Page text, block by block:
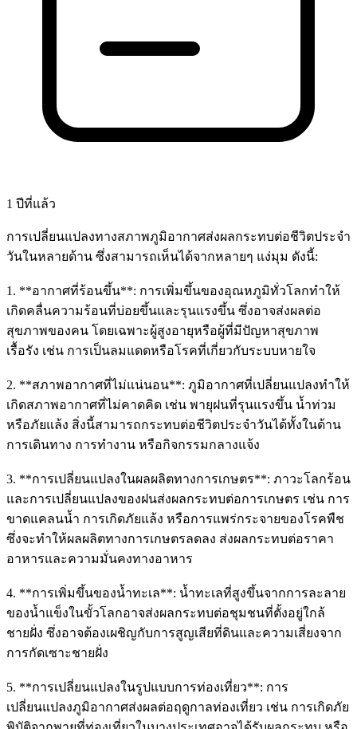
1 ปีที่แล้ว
การเปลี่ยนแปลงทางสภาพภูมิอากาศส่งผลกระทบต่อชีวิตประจำ
วันในหลายด้าน ซึ่งสามารถเห็นได้จากหลายๆ แง่มุม ดังนี้:
1. **อากาศที่ร้อนขึ้น**: การเพิ่มขึ้นของอุณหภูมิทั่วโลกทำให้
เกิดคลื่นความร้อนที่บ่อยขึ้นและรุนแรงขึ้น ซึ่งอาจส่งผลต่อ
สุขภาพของคน โดยเฉพาะผู้สูงอายุหรือผู้ที่มีปัญหาสุขภาพ
เรื้อรัง เช่น การเป็นลมแดดหรือโรคที่เกี่ยวกับระบบหายใจ
2. **สภาพอากาศที่ไม่แน่นอน**: ภูมิอากาศที่เปลี่ยนแปลงทำให้
เกิดสภาพอากาศที่ไม่คาดคิด เช่น พายุฝนที่รุนแรงขึ้น น้ำท่วม
หรือภัยแล้ง สิ่งนี้สามารถกระทบต่อชีวิตประจำวันได้ทั้งในด้าน
การเดินทาง การทำงาน หรือกิจกรรมกลางแจ้ง
3. **การเปลี่ยนแปลงในผลผลิตทางการเกษตร**: ภาวะโลกร้อน
และการเปลี่ยนแปลงของฝนส่งผลกระทบต่อการเกษตร เช่น การ
ขาดแคลนน้ำ การเกิดภัยแล้ง หรือการแพร่กระจายของโรคพืช
ซึ่งจะทำให้ผลผลิตทางการเกษตรลดลง ส่งผลกระทบต่อราคา
อาหารและความมั่นคงทางอาหาร
4. **การเพิ่มขึ้นของน้ำทะเล**: น้ำทะเลที่สูงขึ้นจากการละลาย
ของน้ำแข็งในขั้วโลกอาจส่งผลกระทบต่อชุมชนที่ตั้งอยู่ใกล้
ชายฝั่ง ซึ่งอาจต้องเผชิญกับการสูญเสียที่ดินและความเสี่ยงจาก
การกัดเซาะชายฝั่ง
5. **การเปลี่ยนแปลงในรูปแบบการท่องเที่ยว**: การ
เปลี่ยนแปลงภูมิอากาศส่งผลต่อฤดูกาลท่องเที่ยว เช่น การเกิดภัย